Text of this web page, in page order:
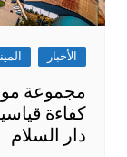
الأخبار
مجموعة
كفاءة
دار السلام